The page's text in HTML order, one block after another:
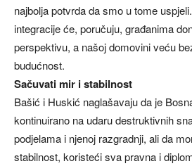
najbolja potvrda da smo u tome
integracije će, poručuju, građanima
perspektivu, a našoj domovini veću
budućnost.
Sačuvati mir i stabilnost
Bašić i Huskić naglašavaju da je
kontinuirano na udaru destruktivnih
podjelama i njenoj razgradnji, ali da
stabilnost, koristeći sva pravna i